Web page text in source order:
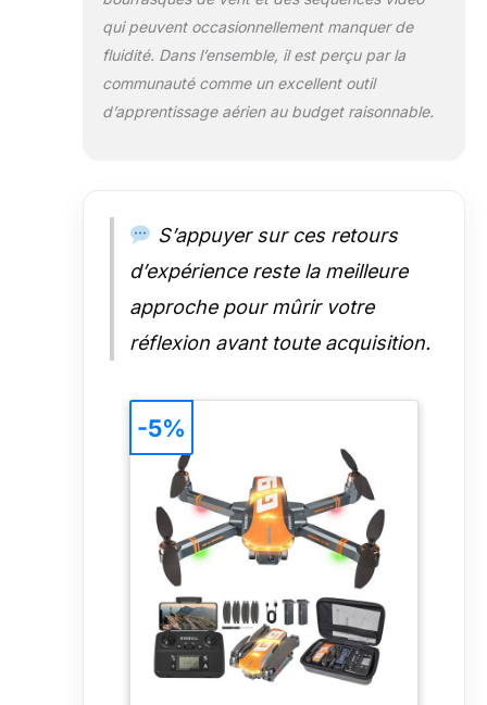
affichant en direct la puissance,
la distance, la vitesse et autres
données ; châssis pliable avec
un sac de rangement inclus,
poids inférieur à 250 grammes,
idéal pour les adultes, les
allons vous offrir la solution
satisfaire.
qui peuvent occasionnellement manquer de
fluidité. Dans l’ensemble, il est perçu par la
communauté comme un excellent outil
d’apprentissage aérien au budget raisonnable.
S’appuyer sur ces retours
d’expérience reste la meilleure
approche pour mûrir votre
réflexion avant toute acquisition.
-5%